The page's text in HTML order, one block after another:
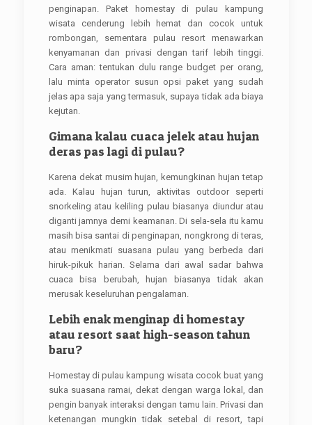
penginapan. Paket homestay di pulau kampung
wisata cenderung lebih hemat dan cocok untuk
rombongan, sementara pulau resort menawarkan
kenyamanan dan privasi dengan tarif lebih tinggi.
Cara aman: tentukan dulu range budget per orang,
lalu minta operator susun opsi paket yang sudah
jelas apa saja yang termasuk, supaya tidak ada biaya
kejutan.
Gimana kalau cuaca jelek atau hujan
deras pas lagi di pulau?
Karena dekat musim hujan, kemungkinan hujan tetap
ada. Kalau hujan turun, aktivitas outdoor seperti
snorkeling atau keliling pulau biasanya diundur atau
diganti jamnya demi keamanan. Di sela-sela itu kamu
masih bisa santai di penginapan, nongkrong di teras,
atau menikmati suasana pulau yang berbeda dari
hiruk-pikuk harian. Selama dari awal sadar bahwa
cuaca bisa berubah, hujan biasanya tidak akan
merusak keseluruhan pengalaman.
Lebih enak menginap di homestay
atau resort saat high-season tahun
baru?
Homestay di pulau kampung wisata cocok buat yang
suka suasana ramai, dekat dengan warga lokal, dan
pengin banyak interaksi dengan tamu lain. Privasi dan
ketenangan mungkin tidak setebal di resort, tapi